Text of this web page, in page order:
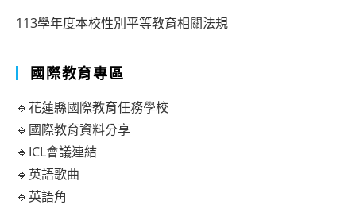
113學年度本校性別平等教育相關法規
國際教育專區
🔹花蓮縣國際教育任務學校
🔹國際教育資料分享
🔹ICL會議連結
🔹英語歌曲
🔹英語角